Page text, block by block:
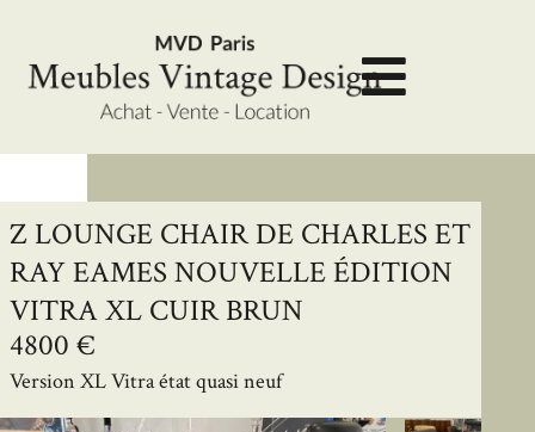
Z LOUNGE CHAIR DE CHARLES ET
RAY EAMES NOUVELLE ÉDITION
VITRA XL CUIR BRUN
4800 €
Version XL Vitra état quasi neuf